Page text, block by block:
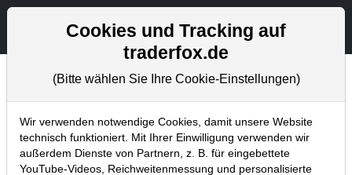
Aktien- und Artikelsuche
Trader-Blog
Home Blog Trader-Blog
aktien RANKINGS-Templates
Cookies und Tracking auf
traderfox.de
(Bitte wählen Sie Ihre Cookie-Einstellungen)
Wir verwenden notwendige Cookies, damit unsere Website
technisch funktioniert. Mit Ihrer Einwilligung verwenden wir
außerdem Dienste von Partnern, z. B. für eingebettete
YouTube-Videos, Reichweitenmessung und personalisierte